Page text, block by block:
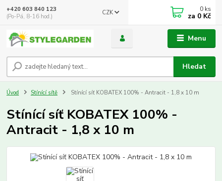
Menu
CZK
Hledat
+420 603 840 123
(Po-Pá, 8-16 hod.)
0 ks
za 0 Kč
Úvod Stínící sítě Stínící síť KOBATEX 100% - Antracit - 1,8 x 10 m
Stínící síť KOBATEX 100% -
Antracit - 1,8 x 10 m